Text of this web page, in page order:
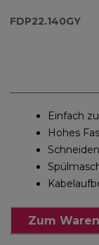
FDP22.140GY
Einfach
Hohes
Zum